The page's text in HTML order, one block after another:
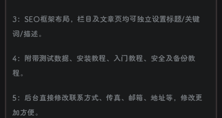
3：SEO框架布局，栏目及文章页均可独立设置标题/关键
词/描述。
4：附带测试数据、安装教程、入门教程、安全及备份教
程。
5：后台直接修改联系方式、传真、邮箱、地址等，修改更
加方便。